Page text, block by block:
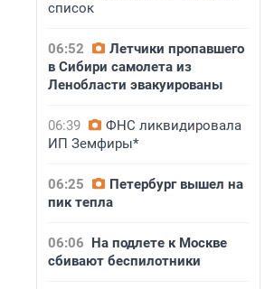
список
06:52
Летчики пропавшего
в Сибири самолета из
Ленобласти эвакуированы
06:39
ФНС ликвидировала
ИП Земфиры*
06:25
Петербург вышел на
пик тепла
06:06 На подлете к Москве
сбивают беспилотники